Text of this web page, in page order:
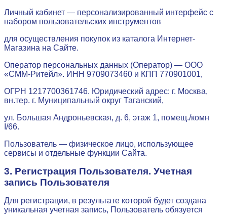
Личный кабинет — персонализированный интерфейс с
набором пользовательских инструментов
для осуществления покупок из каталога Интернет-
Магазина на Сайте.
Оператор персональных данных (Оператор) — ООО
«СММ-Ритейл». ИНН 9709073460 и КПП 770901001,
ОГРН 1217700361746. Юридический адрес: г. Москва,
вн.тер. г. Муниципальный округ Таганский,
ул. Большая Андроньевская, д. 6, этаж 1, помещ./комн
I/66.
Пользователь — физическое лицо, использующее
сервисы и отдельные функции Сайта.
3. Регистрация Пользователя. Учетная
запись Пользователя
Для регистрации, в результате которой будет создана
уникальная учетная запись, Пользователь обязуется